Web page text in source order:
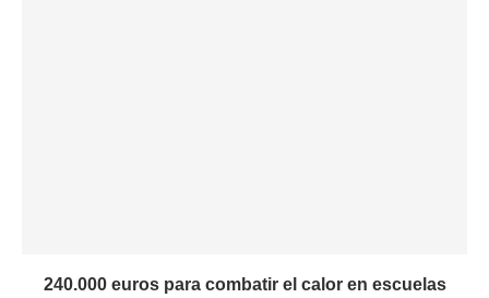
240.000 euros para combatir el calor en escuelas